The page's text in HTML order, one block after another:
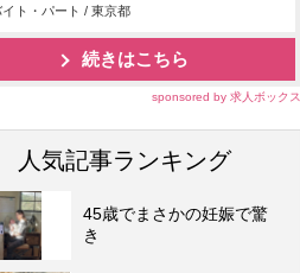
イト・パート / 東京都
続きはこちら
sponsored by 求人ボックス
人気記事ランキング
45歳でまさかの妊娠で驚
き